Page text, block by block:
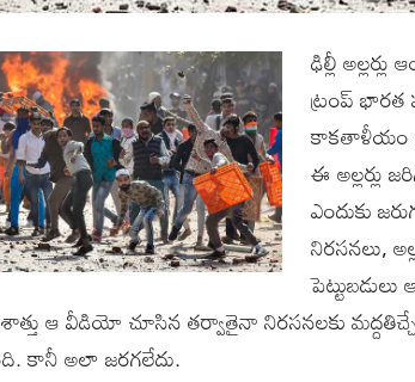
ఢిల్లీ
ట్రంప్ భారత
కాకతాళీయం
ఈ అల్లర్లు
ఎందుకు
నిరసనలు,
ఆ వీడియో చూసిన తర్వాతైనా నిరసనలకు
కానీ అలా జరగలేదు.